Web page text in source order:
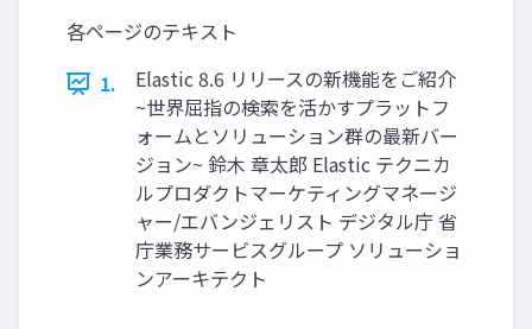
各ページのテキスト
1.
Elastic 8.6 リリースの新機能をご紹介
~世界屈指の検索を活かすプラットフ
ォームとソリューション群の最新バー
ジョン~ 鈴⽊ 章太郎 Elastic テクニカ
ルプロダクトマーケティングマネージ
ャー/エバンジェリスト デジタル庁 省
庁業務サービスグループ ソリューショ
ンアーキテクト